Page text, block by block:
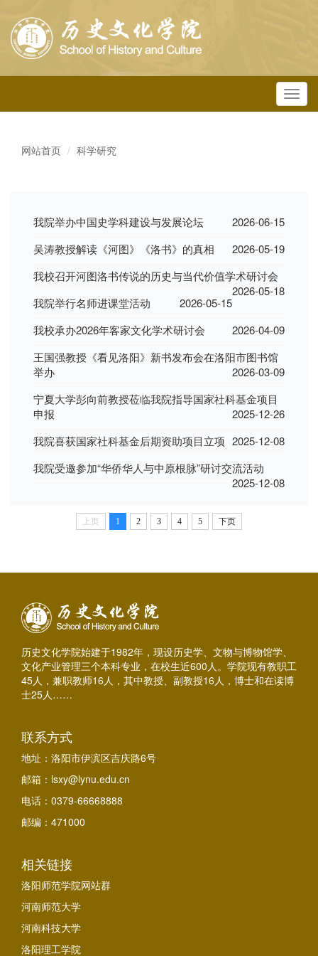
网站首页 科学研究
我院举办中国史学科建设与发展论坛
2026-06-15
吴涛教授解读《河图》《洛书》的真相
2026-05-19
我校召开河图洛书传说的历史与当代价值学术研讨会
2026-05-18
我院举行名师进课堂活动
2026-05-15
我校承办2026年客家文化学术研讨会
2026-04-09
王国强教授《看见洛阳》新书发布会在洛阳市图书馆
举办
2026-03-09
宁夏大学彭向前教授莅临我院指导国家社科基金项目
申报
2025-12-26
我院喜获国家社科基金后期资助项目立项 2025-12-08
我院受邀参加“华侨华人与中原根脉”研讨交流活动
2025-12-08
上页 1 2 3 4 5 下页
历史文化学院始建于1982年，现设历史学、文物与博物馆学、
文化产业管理三个本科专业，在校生近600人。学院现有教职工
45人，兼职教师16人，其中教授、副教授16人，博士和在读博
士25人……
联系方式
地址：洛阳市伊滨区吉庆路6号
邮箱：lsxy@lynu.edu.cn
电话：0379-66668888
邮编：471000
相关链接
洛阳师范学院网站群
河南师范大学
河南科技大学
洛阳理工学院